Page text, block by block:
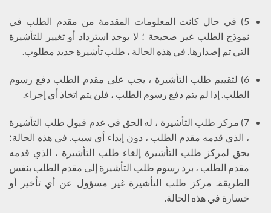
5) في حال كانت المعلومات المقدمة من مقدم الطلب في
نموذج الطلب غير صحيحة ؛ لا يوجد استرداد أو تغيير للتأشيرة
التي تم إصدارها. في هذه الحالة ، طلب تأشيرة جديد مطلوب.
6) لتقييم طلب التأشيرة ، يجب على مقدم الطلب دفع رسوم
الطلب. إذا لم يتم دفع رسوم الطلب ، فلن يتم اتخاذ أي إجراء.
7) مركز طلب التأشيرة ، له الحق في عدم قبول طلب التأشيرة
، الذي قدمه مقدم الطلب ، دون إبداء أي سبب. في هذه الحالة؛
يحق لمركز طلب التأشيرة إلغاء طلب التأشيرة ، الذي قدمه
مقدم الطلب ، برد رسوم طلب التأشيرة إلى مقدم الطلب بنفس
الطريقة. مركز طلب التأشيرة غير مسؤول عن أي تأخير أو
خسارة في هذه الحالة.